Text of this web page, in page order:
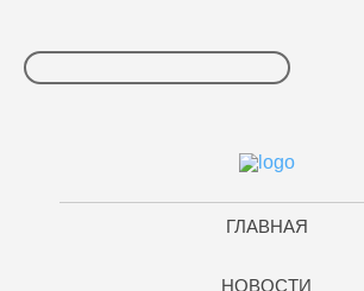
ГЛАВНАЯ
НОВОСТИ